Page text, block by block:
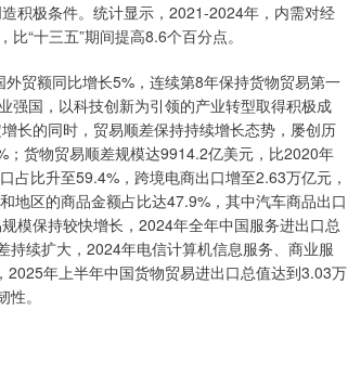
积极条件。统计显示，2021-2024年，内需对经
“十三五”期间提高8.6个百分点。
贸额同比增长5%，连续第8年保持货物贸易第一
强国，以科技创新为引领的产业转型取得积极成
长的同时，贸易顺差保持持续增长态势，屡创历
货物贸易顺差规模达9914.2亿美元，比2020年
占比升至59.4%，跨境电商出口增至2.63万亿元，
地区的商品金额占比达47.9%，其中汽车商品出口
模保持较快增长，2024年全年中国服务进出口总
续扩大，2024年电信计算机信息服务、商业服
2025年上半年中国货物贸易进出口总值达到3.03万
。